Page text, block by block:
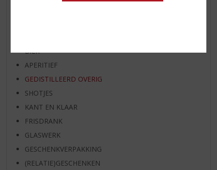
BIER
APERITIEF
GEDISTILLEERD OVERIG
SHOTJES
KANT EN KLAAR
FRISDRANK
GLASWERK
GESCHENKVERPAKKING
(RELATIE)GESCHENKEN